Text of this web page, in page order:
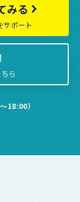
みる
サポート
ら
18:00）